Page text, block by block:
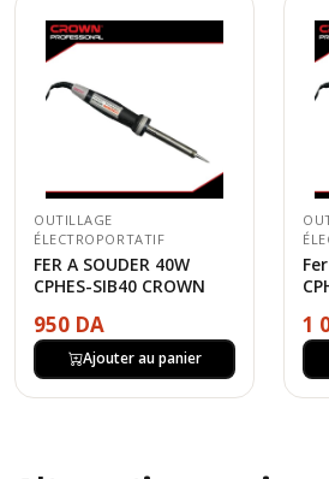
OUTILLAGE
ÉLECTROPORTATIF
FER A SOUDER 40W
CPHES-SIB40 CROWN
950 DA
Ajouter au panier
1